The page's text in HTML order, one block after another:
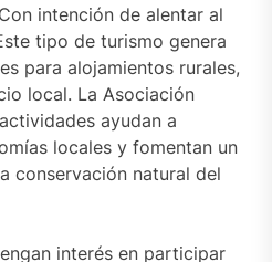
intención de alentar al
tipo de turismo genera
para alojamientos rurales,
local. La Asociación
ayudan a
locales y fomentan un
conservación natural del
interés en participar